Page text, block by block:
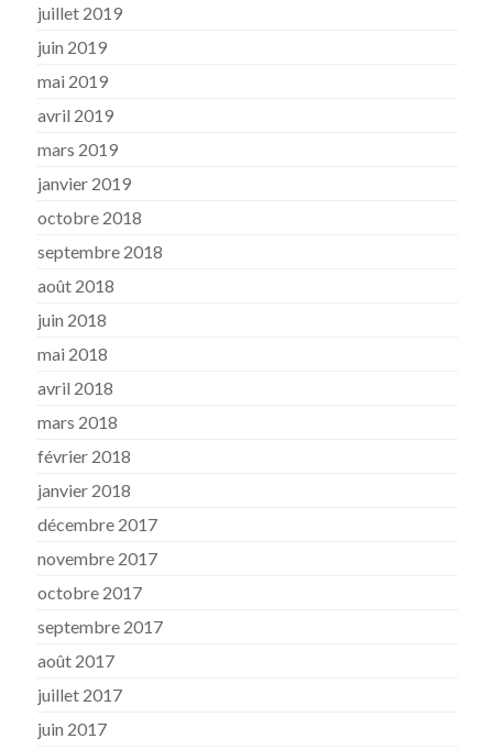
juillet 2019
juin 2019
mai 2019
avril 2019
mars 2019
janvier 2019
octobre 2018
septembre 2018
août 2018
juin 2018
mai 2018
avril 2018
mars 2018
février 2018
janvier 2018
décembre 2017
novembre 2017
octobre 2017
septembre 2017
août 2017
juillet 2017
juin 2017